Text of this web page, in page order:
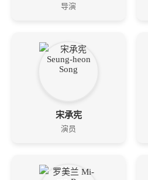
导演
宋承宪
演员